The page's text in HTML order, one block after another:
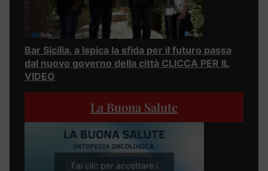
Bar Sicilia, a Ispica la sfida per il futuro passa
dal nuovo governo della città CLICCA PER IL
VIDEO
La Buona Salute
Fai clic per accettare i